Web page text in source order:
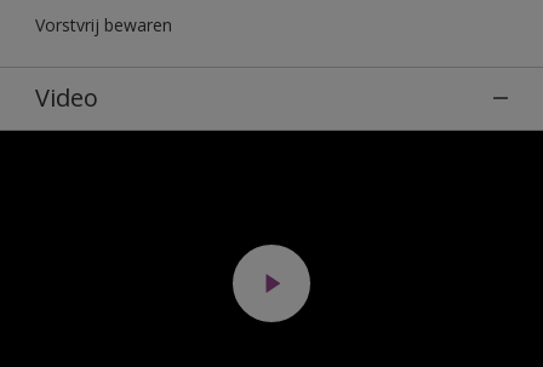
Vorstvrij bewaren
Video